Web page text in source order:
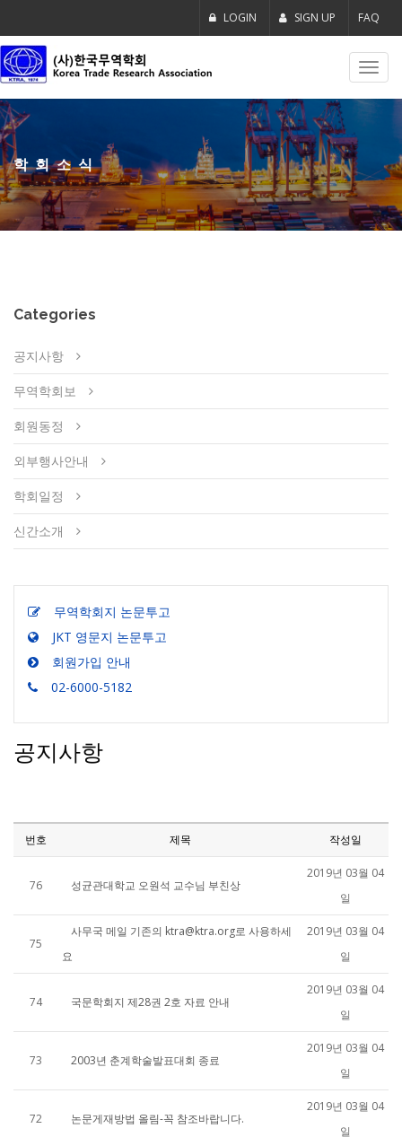
LOGIN SIGN UP FAQ
학회소식
Categories
공지사항
무역학회보
회원동정
외부행사안내
학회일정
신간소개
무역학회지 논문투고
JKT 영문지 논문투고
회원가입 안내
02-6000-5182
공지사항
번호 제목 작성일
76 성균관대학교 오원석 교수님 부친상
2019년 03월 04
일
75
사무국 메일 기존의 ktra@ktra.org로 사용하세
요
2019년 03월 04
일
74 국문학회지 제28권 2호 자료 안내
2019년 03월 04
일
73 2003년 춘계학술발표대회 종료
2019년 03월 04
일
72 논문게재방법 올림-꼭 참조바랍니다.
2019년 03월 04
일